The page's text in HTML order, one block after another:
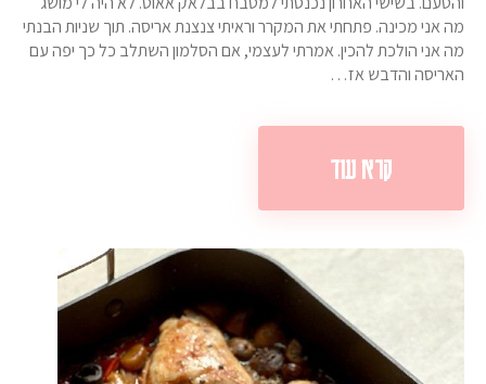
מה אני מכינה. פתחתי את המקרר וראיתי צנצנת אריסה. תוך שניות הבנתי
מה אני הולכת להכין. אמרתי לעצמי, אם הסלמון השתלב כל כך יפה עם
האריסה והדבש אז…
קרא עוד